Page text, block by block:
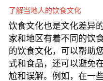
了解当地人的饮食文化
饮食文化也是文化差异
家和地区有着不同的饮
的饮食文化，可以帮助
式和食品，还可以避免
尬和误解。例如，在一